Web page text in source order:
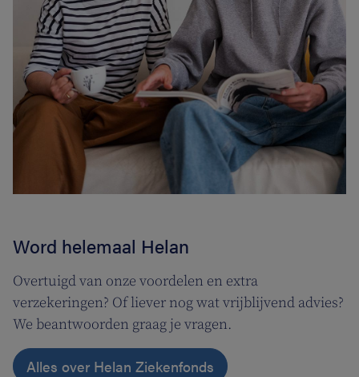
Word helemaal Helan
Overtuigd van onze voordelen en extra
verzekeringen? Of liever nog wat vrijblijvend advies?
We beantwoorden graag je vragen.
Alles over Helan Ziekenfonds